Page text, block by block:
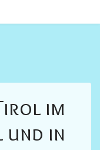
im
und in